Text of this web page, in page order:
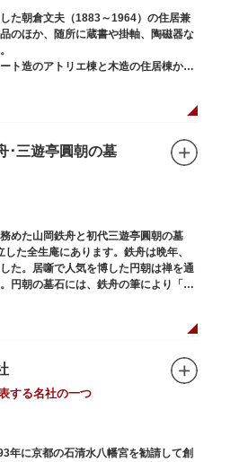
た朝倉文夫（1883～1964）の住居兼
のほか、随所に蔵書や掛軸、陶磁器な
ト造のアトリエ棟と木造の住居棟から
調和しています。広く門戸を開放し弟
場としても使われました。巨石と樹木
を中心とした中庭、日本における屋上
いう側面だけでなく、庭園や建築の価
思想の特質である自然観を表す庭園
され、敷地全体が「旧朝倉文夫氏庭
す。
･三遊亭圓朝の墓
めた山岡鉄舟と初代三遊亭圓朝の墓
た全生庵にあります。鉄舟は晩年、
た。居噺で人気を博した円朝は禅を通
円朝の墓石には、鉄舟の筆により「三
する名社の一つ
年に京都の石清水八幡宮を勧請して創